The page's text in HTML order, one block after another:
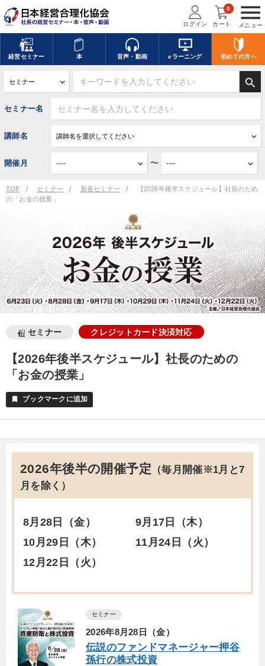
menu
メニュー
ログイン カート
0
経営セミナー 本 音声・動画 eラーニング 初めての方へ
search
セミナー名
講師名
開催月 〜
TOP セミナー 新着セミナー
【2026年後半スケジュール】社長のため
の「お金の授業」
セミナー クレジットカード決済対応
【2026年後半スケジュール】社長のための
「お金の授業」
bookmark ブックマークに追加
2026年後半の開催予定 （毎月開催※1月と7
月を除く）
8月28日（金）
9月17日（木）
10月29日（木）
11月24日（火）
12月22日（火）
セミナー
2026年8月28日（金）
伝説のファンドマネージャー押谷
孫行の株式投資